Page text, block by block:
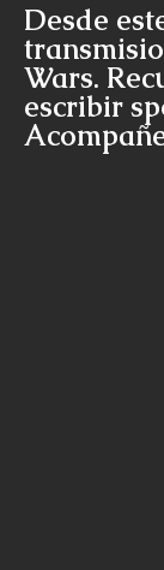
Desde
Wars.
escribir